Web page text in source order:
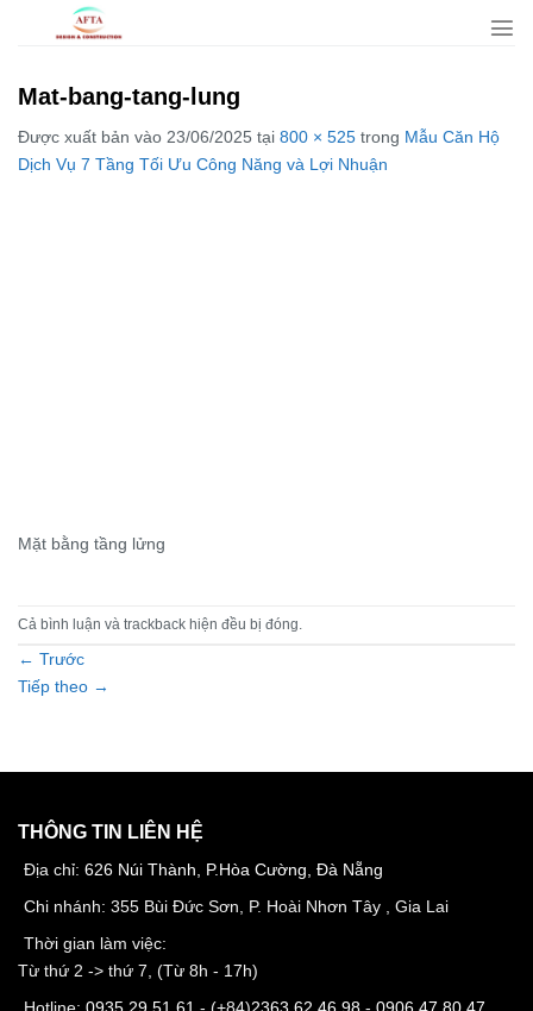
dungMat-bang-tang-lung
Được xuất bản vào 23/06/2025 tại 800 × 525 trong Mẫu Căn Hộ
Dịch Vụ 7 Tầng Tối Ưu Công Năng và Lợi Nhuận
Mặt bằng tầng lửng
Cả bình luận và trackback hiện đều bị đóng.
← Trước
Tiếp theo →
THÔNG TIN LIÊN HỆ
Địa chỉ: 626 Núi Thành, P.Hòa Cường, Đà Nẵng
Chi nhánh: 355 Bùi Đức Sơn, P. Hoài Nhơn Tây , Gia Lai
Thời gian làm việc:
Từ thứ 2 -> thứ 7, (Từ 8h - 17h)